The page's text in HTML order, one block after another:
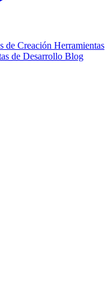
de Creación Herramientas
de Desarrollo Blog